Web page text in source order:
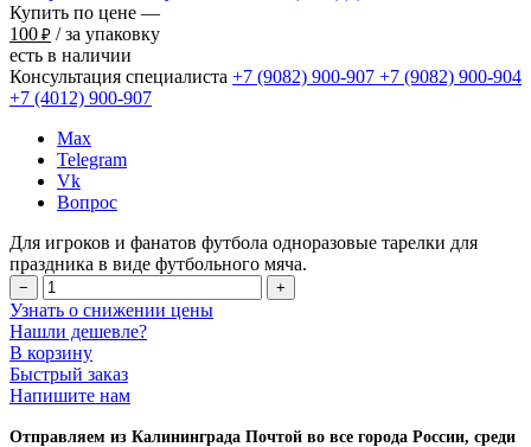
Купить по цене —
100 ₽ / за упаковку
есть в наличии
Консультация специалиста +7 (9082) 900-907 +7 (9082) 900-904
+7 (4012) 900-907
Max
Telegram
Vk
Вопрос
Для игроков и фанатов футбола одноразовые тарелки для
праздника в виде футбольного мяча.
− +
Узнать о снижении цены
Нашли дешевле?
В корзину
Быстрый заказ
Напишите нам
Отправляем из Калининграда Почтой во все города России, среди